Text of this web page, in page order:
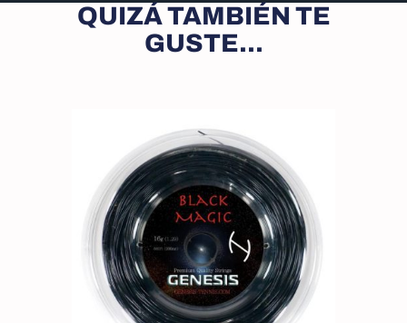
QUIZÁ TAMBIÉN TE
GUSTE...